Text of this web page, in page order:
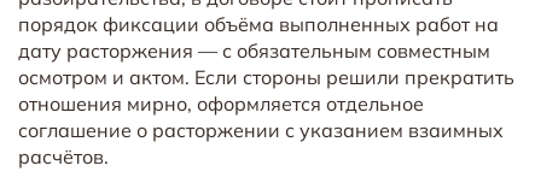
порядок фиксации объёма выполненных работ на
дату расторжения — с обязательным совместным
осмотром и актом. Если стороны решили прекратить
отношения мирно, оформляется отдельное
соглашение о расторжении с указанием взаимных
расчётов.